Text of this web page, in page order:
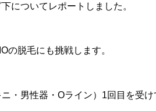
についてレポートしました。
の脱毛にも挑戦します。
・男性器・Oライン）1回目を受